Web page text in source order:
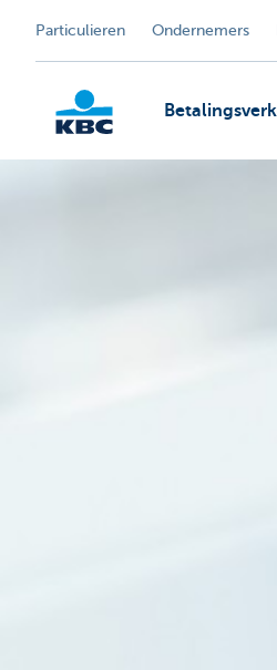
Particulieren Ondernemers